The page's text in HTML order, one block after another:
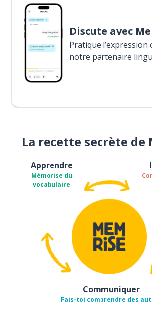
Discute avec
Pratique l’expression
notre partenaire
La recette secrète de
Apprendre
Mémorise du
vocabulaire
Communiquer
Fais-toi comprendre des